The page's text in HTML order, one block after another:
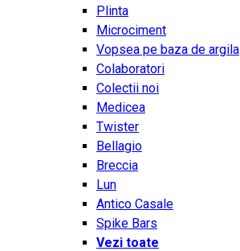
Plinta
Microciment
Vopsea pe baza de argila
Colaboratori
Colectii noi
Medicea
Twister
Bellagio
Breccia
Lun
Antico Casale
Spike Bars
Vezi toate